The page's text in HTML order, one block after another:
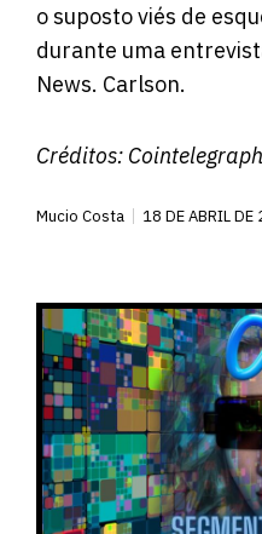
o suposto viés de
durante uma
News. Carlson.
Créditos: Cointelegraph
Mucio Costa 18 DE ABRIL DE